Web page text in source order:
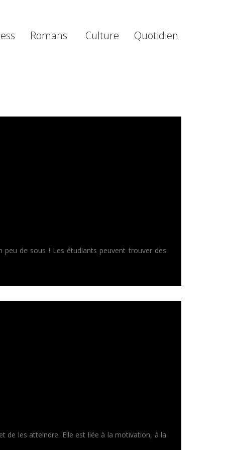
Romans Culture Quotidien
de sous ! Les étudiants peuvent trouver des
de les atteindre. Elle est liée à la motivation, à la